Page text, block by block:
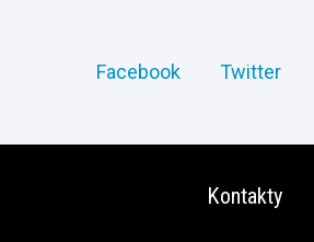
Facebook Twitter
Kontakty